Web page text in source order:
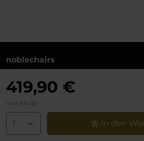
419,90 €
Inkl. MwSt.
In den
noblechairs
+49 (0)30 8379 95 00
Montag bis Freitag zwischen 10 und 18
info@noblechairs.com
Vertrag widerrufen